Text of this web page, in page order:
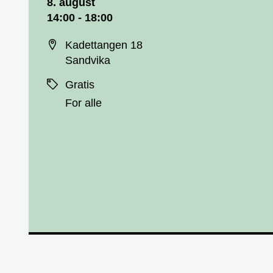
8. august
14:00 - 18:00
Kadettangen 18
Sandvika
Gratis
For alle